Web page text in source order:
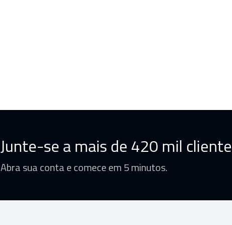
Junte-se a mais de 420 mil
Abra sua conta e comece em 5 minutos.